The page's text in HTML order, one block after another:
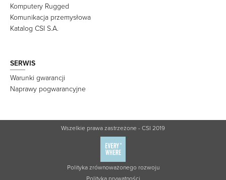
Komputery Rugged
Komunikacja przemysłowa
Katalog CSI S.A.
SERWIS
Warunki gwarancji
Naprawy pogwarancyjne
Wszelkie prawa zastrzeżone - CSI 2019
Polityka zrównoważonego rozwoju
Polityka prywatności